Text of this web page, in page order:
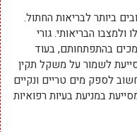
ביותר לבריאות החתול.
הבריאותי. גורי
בהתפתחותם, בעוד
לשמור על משקל תקין
לספק מים טריים ונקיים
במניעת בעיות רפואיות